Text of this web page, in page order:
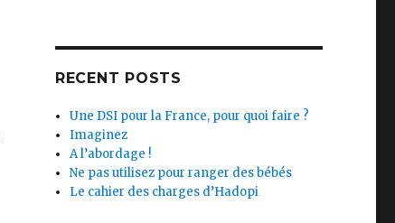
RECENT POSTS
Une DSI pour la France, pour quoi faire ?
Imaginez
A l’abordage !
Ne pas utilisez pour ranger des bébés
Le cahier des charges d’Hadopi